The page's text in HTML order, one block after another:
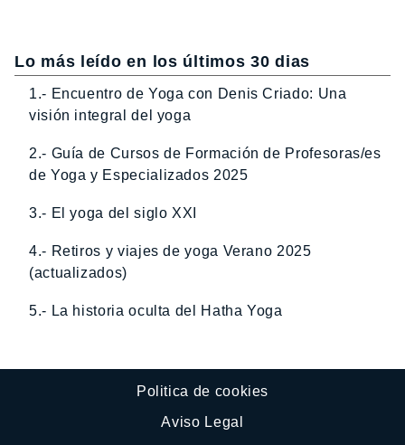
Lo más leído en los últimos 30 dias
1.- Encuentro de Yoga con Denis Criado: Una
visión integral del yoga
2.- Guía de Cursos de Formación de Profesoras/es
de Yoga y Especializados 2025
3.- El yoga del siglo XXI
4.- Retiros y viajes de yoga Verano 2025
(actualizados)
5.- La historia oculta del Hatha Yoga
Politica de cookies
Aviso Legal